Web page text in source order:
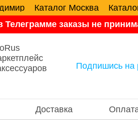
Каталог Москва
Телеграмме заказы не
Подпишись на
Доставка